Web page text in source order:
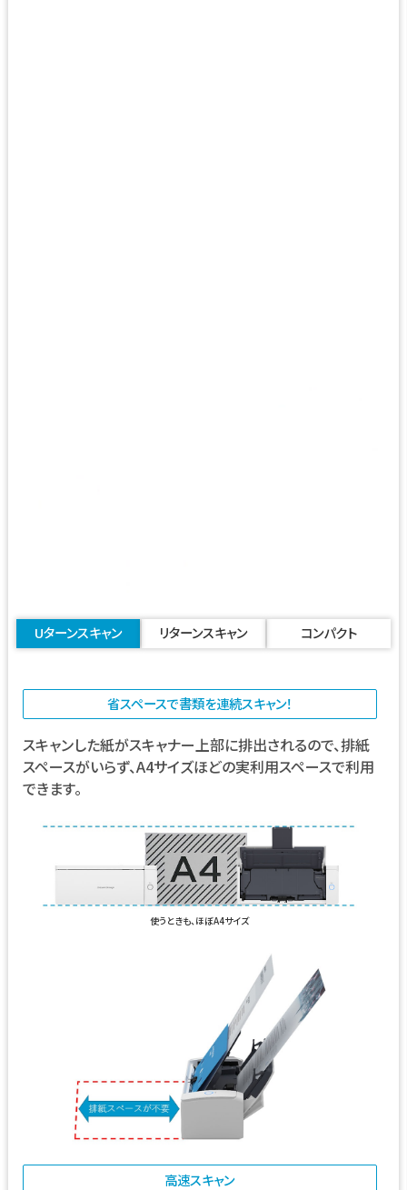
Uターンスキャン リターンスキャン コンパクト
省スペースで書類を連続スキャン！
スキャンした紙がスキャナー上部に排出されるので、排紙
スペースがいらず、A4サイズほどの実利用スペースで利用
できます。
使うときも、ほぼA4サイズ
高速スキャン